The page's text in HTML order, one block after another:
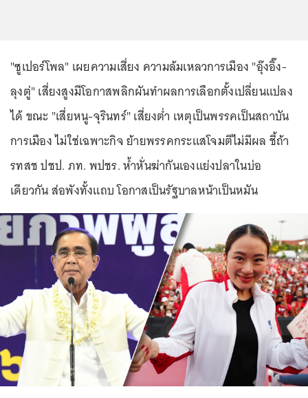
"ซูเปอร์โพล" เผยความเสี่ยง ความล้มเหลวการเมือง "อุ๊งอิ๊ง-
ลุงตู่" เสี่ยงสูงมีโอกาสพลิกผันทำผลการเลือกตั้งเปลี่ยนแปลง
ได้ ขณะ "เสี่ยหนู-จุรินทร์" เสี่ยงต่ำ เหตุเป็นพรรคเป็นสถาบัน
การเมือง ไม่ใช่เฉพาะกิจ ย้ายพรรคกระแสโจมตีไม่มีผล ชี้ถ้า
รทสช ปชป. ภท. พปชร. ห้ำหั่นฆ่ากันเองแย่งปลาในบ่อ
เดียวกัน ส่อพังทั้งแถบ โอกาสเป็นรัฐบาลหน้าเป็นหมัน